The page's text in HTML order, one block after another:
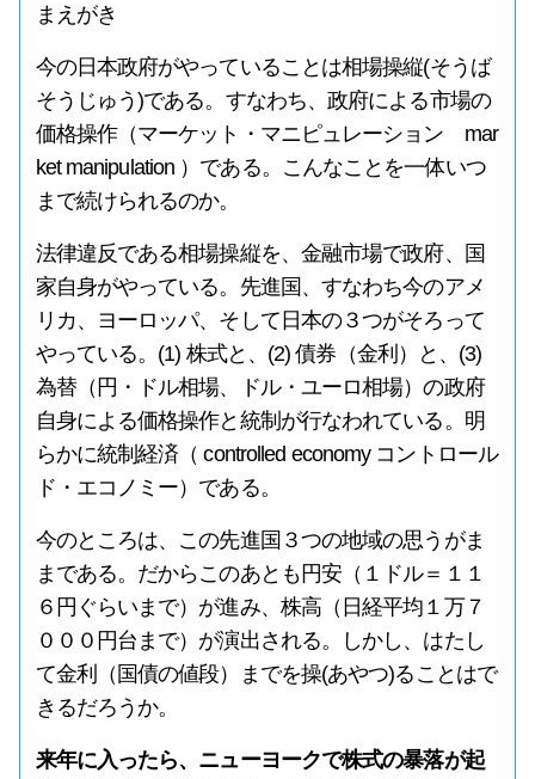
まえがき
今の日本政府がやっていることは相場操縦(そうば
そうじゅう)である。すなわち、政府による市場の
価格操作（マーケット・マニピュレーション mar
ket manipulation ）である。こんなことを一体いつ
まで続けられるのか。
法律違反である相場操縦を、金融市場で政府、国
家自身がやっている。先進国、すなわち今のアメ
リカ、ヨーロッパ、そして日本の３つがそろって
やっている。(1) 株式と、(2) 債券（金利）と、(3)
為替（円・ドル相場、ドル・ユーロ相場）の政府
自身による価格操作と統制が行なわれている。明
らかに統制経済（ controlled economy コントロール
ド・エコノミー）である。
今のところは、この先進国３つの地域の思うがま
まである。だからこのあとも円安（１ドル＝１１
６円ぐらいまで）が進み、株高（日経平均１万７
０００円台まで）が演出される。しかし、はたし
て金利（国債の値段）までを操(あやつ)ることはで
きるだろうか。
来年に入ったら、ニューヨークで株式の暴落が起